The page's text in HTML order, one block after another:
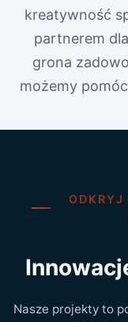
kreatywność
partnerem
grona
możemy
ODKRYJ
Nasze projekty to